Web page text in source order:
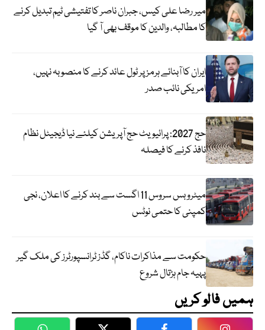
میر رضا علی کیس، جبران ناصر کا تفتیشی ٹیم تبدیل کرنے
کا مطالبہ، والدین کا موقف بھی آ گیا
ایران کا آبنائے ہرمز پر ٹول عائد کرنے کا منصوبہ نہیں،
امریکی نائب صدر
حج 2027: پرائیویٹ حج آپریشن کیلئے نیا ڈیجیٹل نظام
نافذ کرنے کا فیصلہ
میٹرو بس سروس 11 اگست سے بند کرنے کا اعلان، نجی
کمپنی کا حتمی نوٹس
حکومت سے مذاکرات ناکام، گڈز ٹرانسپورٹرز کی ملک گیر
پہیہ جام ہڑتال شروع
ہمیں فالو کریں